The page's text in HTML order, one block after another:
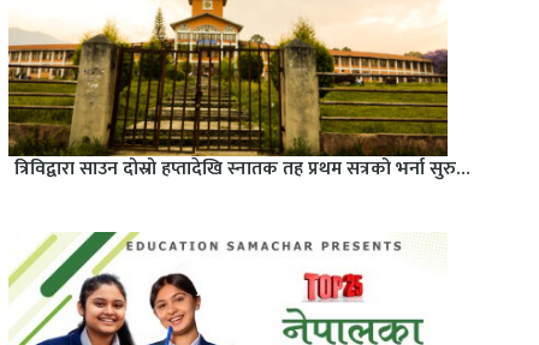
त्रिविद्वारा साउन दोस्रो हप्तादेखि स्नातक तह प्रथम सत्रको भर्ना सुरु…